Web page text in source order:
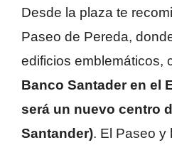
Desde la plaza te
Paseo de Pereda,
edificios emblemáticos,
Banco Santader en el
será un nuevo centro
Santander). El Paseo y